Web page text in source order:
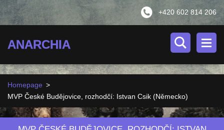
+420 602 814 206
ANARCHIA
Homepage >
MVP České Budějovice, rozhodčí: Istvan Csik (Německo)